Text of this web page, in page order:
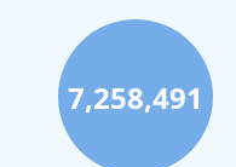
Hôtels à Perpignan
Hôtels au Grand-
Hôtels à Strasbourg
Hôtels à Valence
7,258,491